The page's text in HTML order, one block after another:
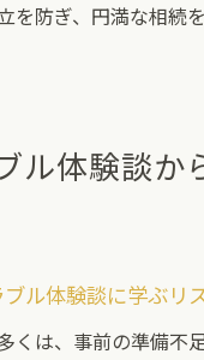
を防ぎ、円満な相続
ル体験談か
ル体験談に学ぶリ
くは、事前の準備不